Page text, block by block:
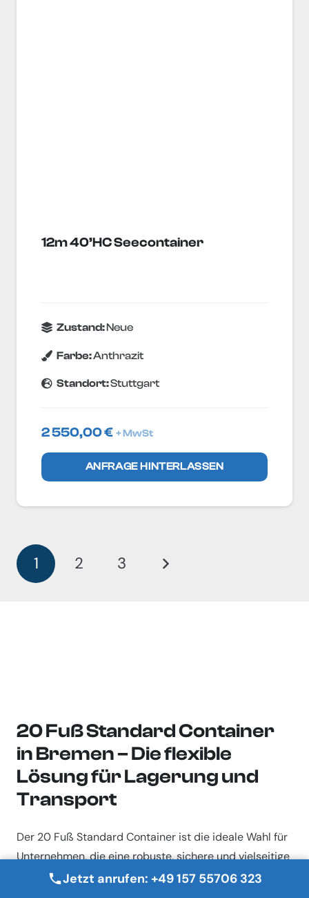
12m 40’HC Seecontainer
Zustand:Neue
Farbe:Anthrazit
Standort:Stuttgart
2 550,00€ + MwSt
ANFRAGE HINTERLASSEN
1 2 3
20 Fuß Standard Container
in Bremen – Die flexible
Lösung für Lagerung und
Transport
Der 20 Fuß Standard Container ist die ideale Wahl für
Unternehmen, die eine robuste, sichere und vielseitige
Lagermöglichkeit benötigen. Ob für den Transport von
Jetzt anrufen: +49 157 55706 323